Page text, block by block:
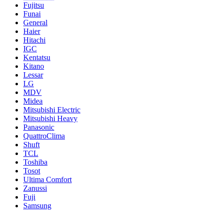
Fujitsu
Funai
General
Haier
Hitachi
IGC
Kentatsu
Kitano
Lessar
LG
MDV
Midea
Mitsubishi Electric
Mitsubishi Heavy
Panasonic
QuattroClima
Shuft
TCL
Toshiba
Tosot
Ultima Comfort
Zanussi
Fuji
Samsung